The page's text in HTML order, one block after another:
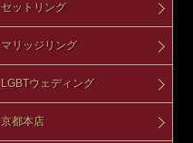
セットリング
マリッジリング
LGBTウェディング
京都本店